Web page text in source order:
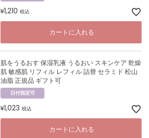
¥1,210 税込
カートに入れる
肌をうるおす 保湿乳液 うるおい スキンケア 乾燥
肌 敏感肌 リフィル レフィル 詰替 セラミド 松山
油脂 正規品 ギフト可
日付指定可
¥1,023 税込
カートに入れる